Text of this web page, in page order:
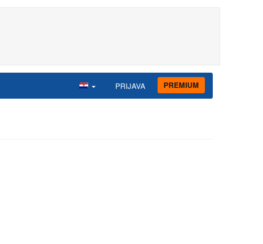
PRIJAVA PREMIUM